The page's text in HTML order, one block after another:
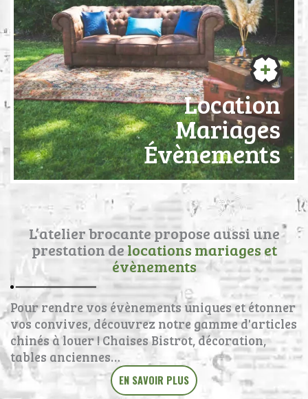
Location
Mariages
Évènements
L’atelier brocante propose aussi une
prestation de locations mariages et
évènements
Pour rendre vos évènements uniques et étonner
vos convives, découvrez notre gamme d'articles
chinés à louer ! Chaises Bistrot, décoration,
tables anciennes…
EN SAVOIR PLUS